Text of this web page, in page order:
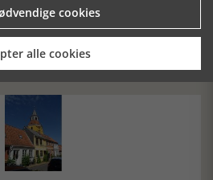
i verden på Museum
cookies
alle cookies